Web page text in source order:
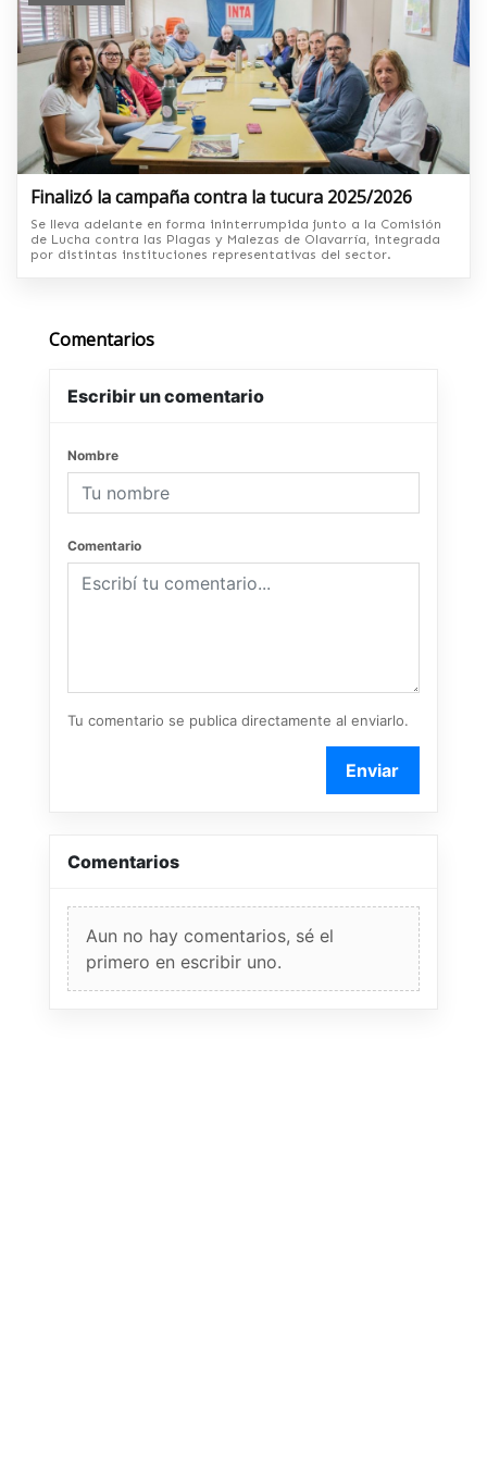
Finalizó la campaña contra la tucura 2025/2026
Se lleva adelante en forma ininterrumpida junto a la Comisión
de Lucha contra las Plagas y Malezas de Olavarría, integrada
por distintas instituciones representativas del sector.
Comentarios
Escribir un comentario
Nombre
Comentario
Tu comentario se publica directamente al enviarlo.
Enviar
Comentarios
Aun no hay comentarios, sé el
primero en escribir uno.